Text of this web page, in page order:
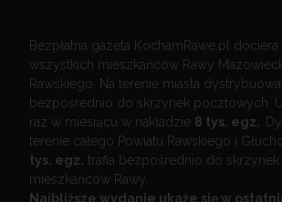
Bezpłatna gazeta KochamRawe.pl
wszystkich mieszkańców Rawy
Rawskiego. Na terenie miasta
bezpośrednio do skrzynek pocztowych.
raz w miesiącu w nakładzie 8 tys. egz.
terenie całego Powiatu Rawskiego i
tys. egz. trafia bezpośrednio do
mieszkańców Rawy.
Najbliższe wydanie ukaże się w